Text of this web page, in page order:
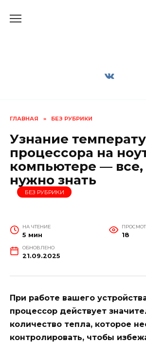
ГЛАВНАЯ » БЕЗ РУБРИКИ
Узнание
процессора на
компьютере — все,
нужно знать
БЕЗ РУБРИКИ
НА ЧТЕНИЕ
5 мин 18
ОБНОВЛЕНО
21.09.2025
При работе вашего
процессор действует
количество тепла, которое
контролировать, чтобы